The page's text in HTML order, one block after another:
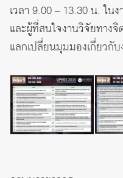
เวลา 9.00 – 13.30 น. ใ
และผู้ที่สนใจงานวิจัยทาง
แลกเปลี่ยนมุมมองเกี่ยวกั